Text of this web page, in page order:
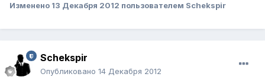
Изменено 13 Декабря 2012 пользователем Schekspir
Schekspir
Опубликовано 14 Декабря 2012